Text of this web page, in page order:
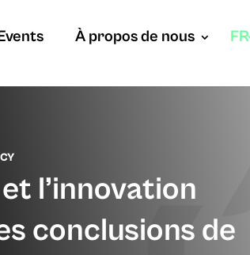
À propos de nous FR
l’innovation
conclusions de